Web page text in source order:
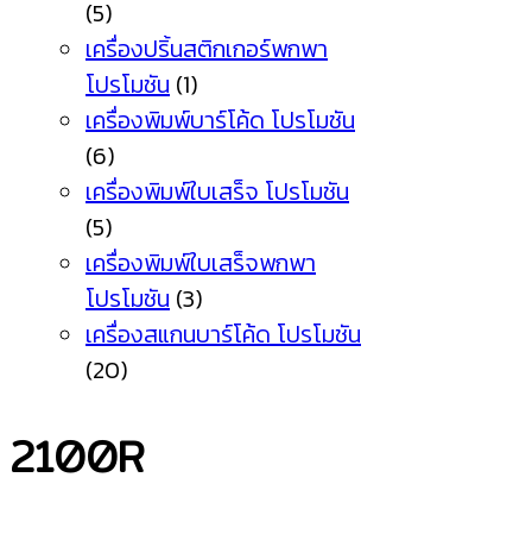
(5)
เครื่องปริ้นสติกเกอร์พกพา
โปรโมชัน (1)
เครื่องพิมพ์บาร์โค้ด โปรโมชัน
(6)
เครื่องพิมพ์ใบเสร็จ โปรโมชัน
(5)
เครื่องพิมพ์ใบเสร็จพกพา
โปรโมชัน (3)
เครื่องสแกนบาร์โค้ด โปรโมชัน
(20)
2100R